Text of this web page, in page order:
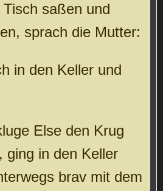
saßen und
sprach die Mutter:
in den Keller und
Else den Krug
ging in den Keller
brav mit dem